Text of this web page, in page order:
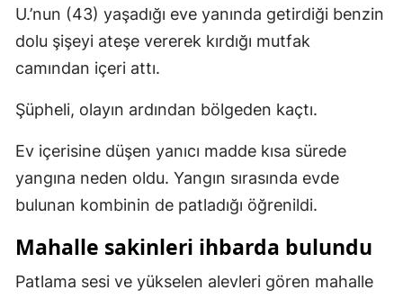
İstanbul
İzmir
Kastamonu
Kayseri
U.’nun (43) yaşadığı eve yanında getirdiği benzin
dolu şişeyi ateşe vererek kırdığı mutfak
camından içeri attı.
Şüpheli, olayın ardından bölgeden kaçtı.
Ev içerisine düşen yanıcı madde kısa sürede
yangına neden oldu. Yangın sırasında evde
bulunan kombinin de patladığı öğrenildi.
Mahalle sakinleri ihbarda bulundu
Patlama sesi ve yükselen alevleri gören mahalle